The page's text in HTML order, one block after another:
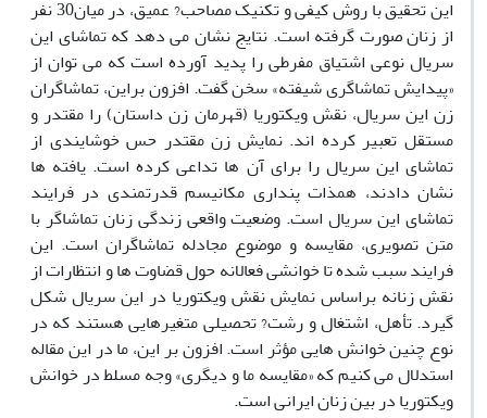
این تحقیق با روش کیفی و تکنیک مصاحب? عمیق، در میان30 نفر
از زنان صورت گرفته است. نتایج نشان می دهد که تماشای این
سریال نوعی اشتیاق مفرطی را پدید آورده است که می توان از
«پیدایش تماشاگری شیفته» سخن گفت. افزون براین، تماشاگران
زن این سریال، نقش ویکتوریا (قهرمان زن داستان) را مقتدر و
مستقل تعبیر کرده اند. نمایش زن مقتدر حس خوشایندی از
تماشای این سریال را برای آن ها تداعی کرده است. یافته ها
نشان دادند، همذات پنداری مکانیسم قدرتمندی در فرایند
تماشای این سریال است. وضعیت واقعی زندگی زنان تماشاگر با
متن تصویری، مقایسه و موضوع مجادله تماشاگران است. این
فرایند سبب شده تا خوانشی فعالانه حول قضاوت ها و انتظارات از
نقش زنانه براساس نمایش نقش ویکتوریا در این سریال شکل
گیرد. تأهل، اشتغال و رشت? تحصیلی متغیرهایی هستند که در
نوع چنین خوانش هایی مؤثر است. افزون بر این، ما در این مقاله
استدلال می کنیم که «مقایسه ما و دیگری» وجه مسلط در خوانش
ویکتوریا در بین زنان ایرانی است.